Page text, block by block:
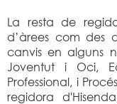
La resta de
d’àrees com des
canvis en alguns
Joventut i Oci,
Professional, i
regidora